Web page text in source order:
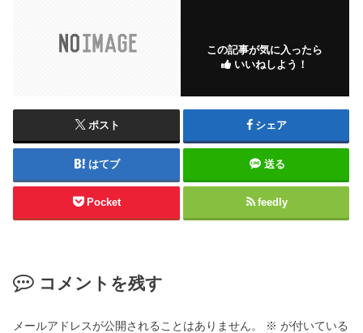
この記事が気に入ったら
いいねしよう！
ポスト シェア
はてブ 送る
Pocket feedly
コメントを残す
メールアドレスが公開されることはありません。 ※ が付いている